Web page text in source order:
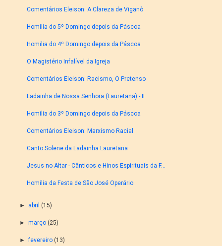
Comentários Eleison: A Clareza de Viganò
Homilia do 5º Domingo depois da Páscoa
Homilia do 4º Domingo depois da Páscoa
O Magistério Infalível da Igreja
Comentários Eleison: Racismo, O Pretenso
Ladainha de Nossa Senhora (Lauretana) - II
Homilia do 3º Domingo depois da Páscoa
Comentários Eleison: Marxismo Racial
Canto Solene da Ladainha Lauretana
Jesus no Altar - Cânticos e Hinos Espirituais da F...
Homilia da Festa de São José Operário
► abril (15)
► março (25)
►fevereiro (13)